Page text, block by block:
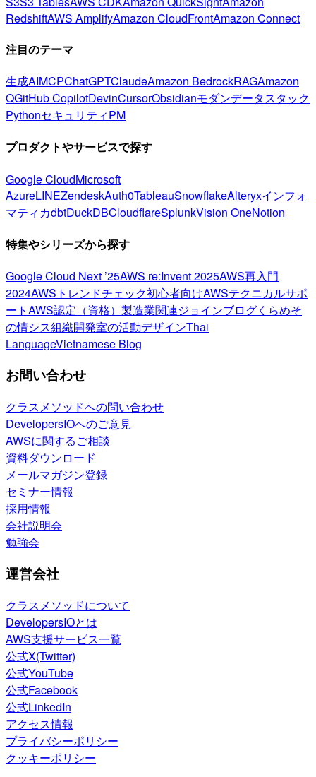
RedshiftAWS AmplifyAmazon CloudFrontAmazon Connect
注目のテーマ
生成AIMCPChatGPTClaudeAmazon BedrockRAGAmazon
QGitHub CopilotDevinCursorObsidianモダンデータスタック
PythonセキュリティPM
プロダクトやサービスで探す
Google CloudMicrosoft
AzureLINEZendeskAuth0TableauSnowflakeAlteryxインフォ
マティカdbtDuckDBCloudflareSplunkVision OneNotion
特集やシリーズから探す
Google Cloud Next ’25AWS re:Invent 2025AWS再入門
2024AWSトレンドチェック初心者向けAWSテクニカルサポ
ートAWS認定（資格） 製造業関連ジョインブログくらめそ
の情シス組織開発室の活動デザインThai
LanguageVietnamese Blog
お問い合わせ
クラスメソッドへの問い合わせ
DevelopersIOへのご意見
AWSに関するご相談
資料ダウンロード
メールマガジン登録
セミナー情報
採用情報
会社説明会
勉強会
運営会社
クラスメソッドについて
DevelopersIOとは
AWS支援サービス一覧
公式X(Twitter)
公式YouTube
公式Facebook
公式LinkedIn
アクセス情報
プライバシーポリシー
クッキーポリシー